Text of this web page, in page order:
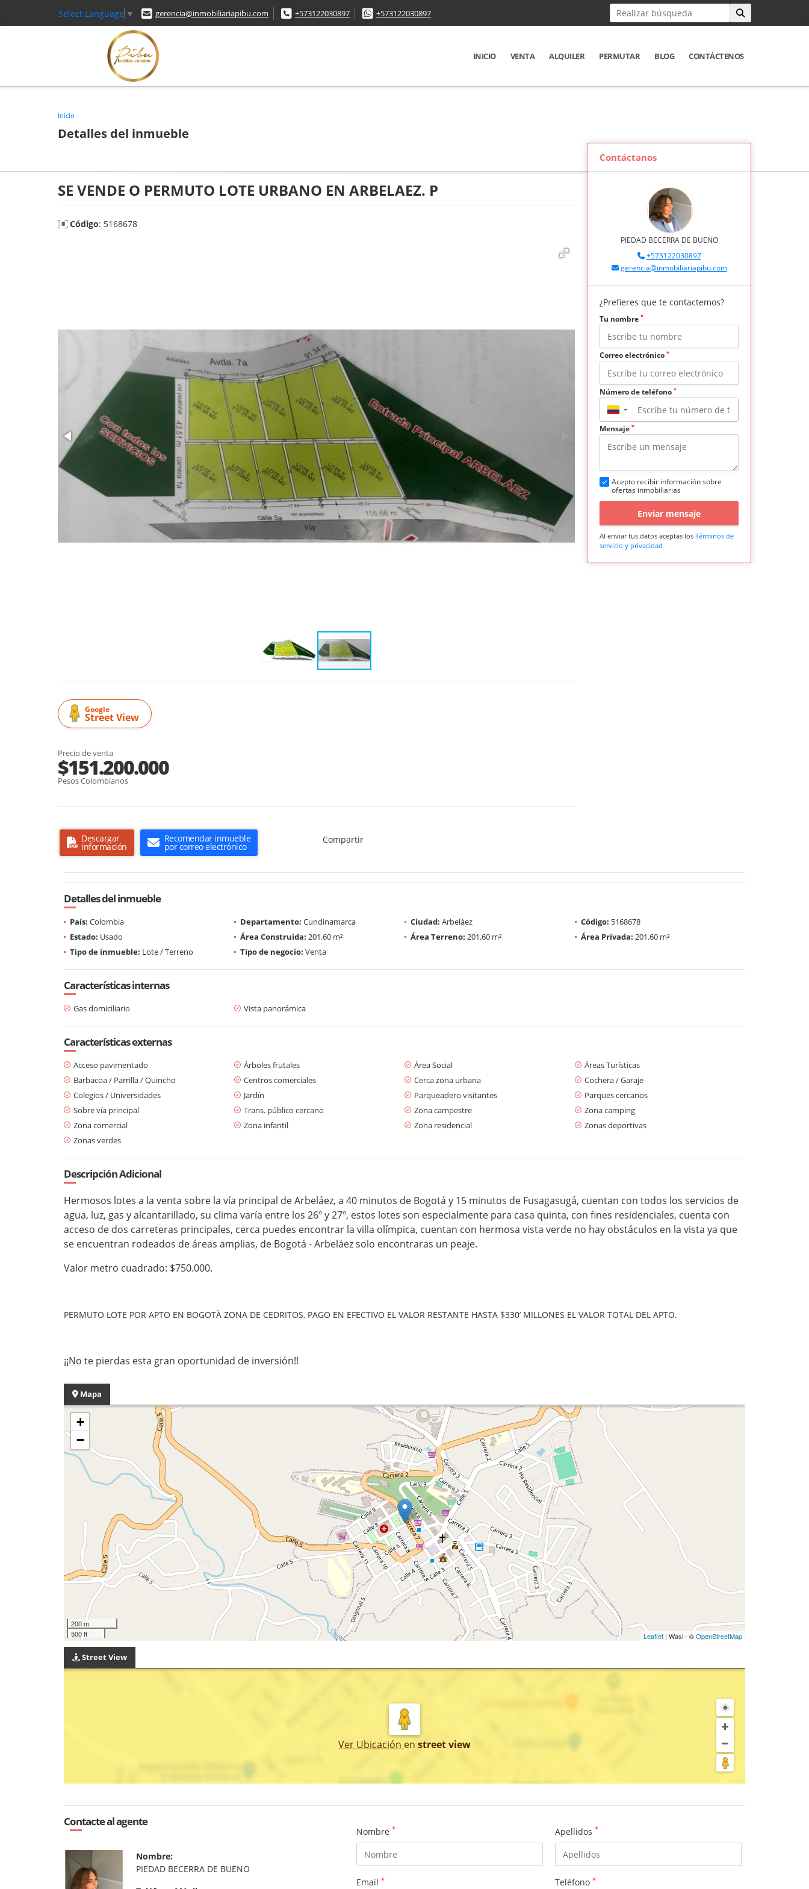
Select Language ▼ gerencia@inmobiliariapibu.com +573122030897 +573122030897
INICIO VENTA ALQUILER PERMUTAR BLOG CONTÁCTENOS
Inicio
Detalles del inmueble
SE VENDE O PERMUTO LOTE URBANO EN ARBELAEZ. P
Código: 5168678
Google
Street View
Precio de venta
$151.200.000
Pesos Colombianos
Descargar
información
Recomendar inmueble
por correo electrónico
Compartir
Contáctanos
PIEDAD BECERRA DE BUENO
+573122030897
gerencia@inmobiliariapibu.com
¿Prefieres que te contactemos?
Tu nombre *
Correo electrónico *
Número de teléfono *
▼
Mensaje *
Acepto recibir información sobre
ofertas inmobiliarias
Enviar mensaje
Al enviar tus datos aceptas los Términos de
servicio y privacidad
Detalles del inmueble
País: Colombia Departamento: Cundinamarca Ciudad: Arbeláez Código: 5168678
Estado: Usado Área Construida: 201.60 m² Área Terreno: 201.60 m² Área Privada: 201.60 m²
Tipo de inmueble: Lote / Terreno Tipo de negocio: Venta
Características internas
Gas domiciliario Vista panorámica
Características externas
Acceso pavimentado Árboles frutales Área Social
Áreas Turísticas
Barbacoa / Parrilla / Quincho
Centros comerciales Cerca zona urbana
Cochera / Garaje
Colegios / Universidades
Jardín Parqueadero visitantes
Parques cercanos
Sobre vía principal
Trans. público cercano Zona campestre
Zona camping
Zona comercial
Zona infantil Zona residencial
Zonas deportivas
Zonas verdes
Descripción Adicional
Hermosos lotes a la venta sobre la vía principal de Arbeláez, a 40 minutos de Bogotá y 15 minutos de Fusagasugá, cuentan con todos los servicios de
agua, luz, gas y alcantarillado, su clima varía entre los 26º y 27º, estos lotes son especialmente para casa quinta, con fines residenciales, cuenta con
acceso de dos carreteras principales, cerca puedes encontrar la villa olímpica, cuentan con hermosa vista verde no hay obstáculos en la vista ya que
se encuentran rodeados de áreas amplias, de Bogotá - Arbeláez solo encontraras un peaje.
Valor metro cuadrado: $750.000.
PERMUTO LOTE POR APTO EN BOGOTÀ ZONA DE CEDRITOS, PAGO EN EFECTIVO EL VALOR RESTANTE HASTA $330’ MILLONES EL VALOR TOTAL DEL APTO.
¡¡No te pierdas esta gran oportunidad de inversión!!
Mapa
+
−
200 m
500 ft
Leaflet | Wasi - ©OpenStreetMap
Street View
Ver Ubicación en street view
Contacte al agente
Nombre:
PIEDAD BECERRA DE BUENO
Nombre * Apellidos *
Email * Teléfono *